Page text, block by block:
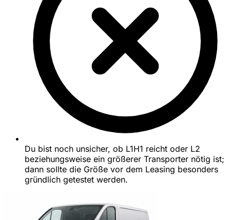
Du bist noch unsicher, ob L1H1 reicht oder L2
beziehungsweise ein größerer Transporter nötig ist;
dann sollte die Größe vor dem Leasing besonders
gründlich getestet werden.